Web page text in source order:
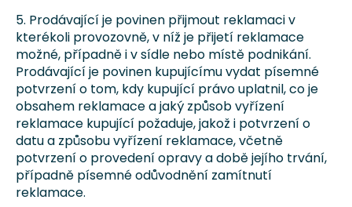
5. Prodávající je povinen přijmout reklamaci v
kterékoli provozovně, v níž je přijetí reklamace
možné, případně i v sídle nebo místě podnikání.
Prodávající je povinen kupujícímu vydat písemné
potvrzení o tom, kdy kupující právo uplatnil, co je
obsahem reklamace a jaký způsob vyřízení
reklamace kupující požaduje, jakož i potvrzení o
datu a způsobu vyřízení reklamace, včetně
potvrzení o provedení opravy a době jejího trvání,
případně písemné odůvodnění zamítnutí
reklamace.